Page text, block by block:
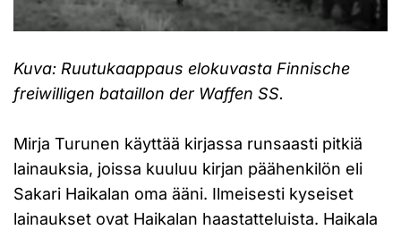
Kuva: Ruutukaappaus elokuvasta Finnische
freiwilligen bataillon der Waffen SS.
Mirja Turunen käyttää kirjassa runsaasti pitkiä
lainauksia, joissa kuuluu kirjan päähenkilön eli
Sakari Haikalan oma ääni. Ilmeisesti kyseiset
lainaukset ovat Haikalan haastatteluista. Haikala